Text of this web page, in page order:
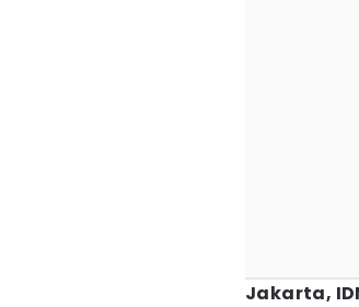
Jakarta,